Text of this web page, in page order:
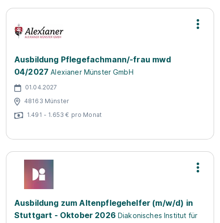
Ausbildung Pflegefachmann/-frau mwd
04/2027 Alexianer Münster GmbH
01.04.2027
48163 Münster
1.491 - 1.653 € pro Monat
Ausbildung zum Altenpflegehelfer (m/w/d) in
Stuttgart - Oktober 2026 Diakonisches Institut für